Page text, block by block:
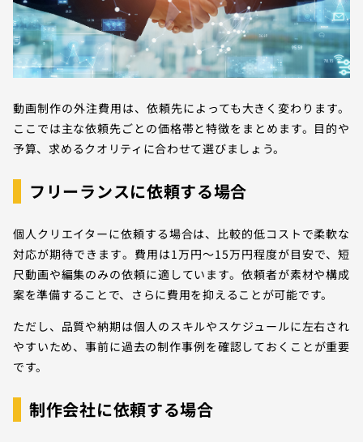
動画制作の外注費用は、依頼先によっても大きく変わります。
ここでは主な依頼先ごとの価格帯と特徴をまとめます。目的や
予算、求めるクオリティに合わせて選びましょう。
フリーランスに依頼する場合
個人クリエイターに依頼する場合は、比較的低コストで柔軟な
対応が期待できます。費用は1万円〜15万円程度が目安で、短
尺動画や編集のみの依頼に適しています。依頼者が素材や構成
案を準備することで、さらに費用を抑えることが可能です。
ただし、品質や納期は個人のスキルやスケジュールに左右され
やすいため、事前に過去の制作事例を確認しておくことが重要
です。
制作会社に依頼する場合